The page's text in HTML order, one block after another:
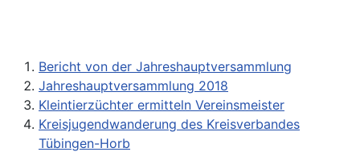
Bericht von der Jahreshauptversammlung
Jahreshauptversammlung 2018
Kleintierzüchter ermitteln Vereinsmeister
Kreisjugendwanderung des Kreisverbandes
Tübingen-Horb